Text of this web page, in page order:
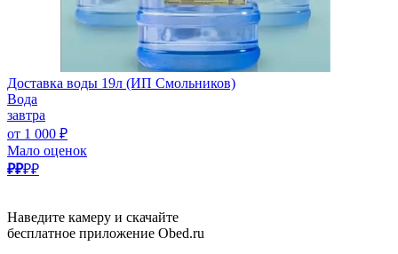
Доставка воды 19л (ИП Смольников)
Вода
завтра
от 1 000 ₽
Мало оценок
₽₽₽₽
Наведите камеру и скачайте
бесплатное приложение Obed.ru